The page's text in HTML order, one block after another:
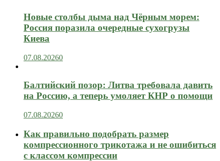
Новые столбы дыма над Чёрным морем:
Россия поразила очередные сухогрузы
Киева
07.08.20260
Балтийский позор: Литва требовала давить
на Россию, а теперь умоляет КНР о помощи
07.08.20260
Как правильно подобрать размер
компрессионного трикотажа и не ошибиться
с классом компрессии